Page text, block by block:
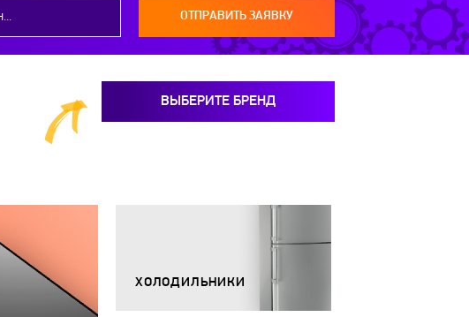
ОТПРАВИТЬ ЗАЯВКУ
ВЫБЕРИТЕ БРЕНД
ХОЛОДИЛЬНИКИ